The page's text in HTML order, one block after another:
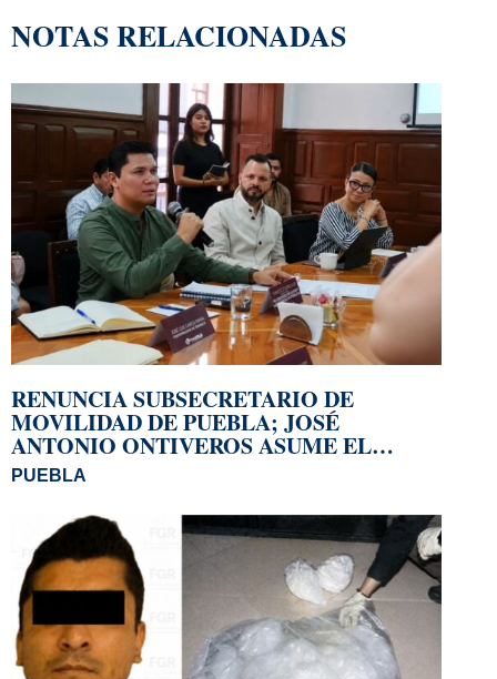
NOTAS RELACIONADAS
RENUNCIA SUBSECRETARIO DE
MOVILIDAD DE PUEBLA; JOSÉ
ANTONIO ONTIVEROS ASUME EL
CARGO
PUEBLA